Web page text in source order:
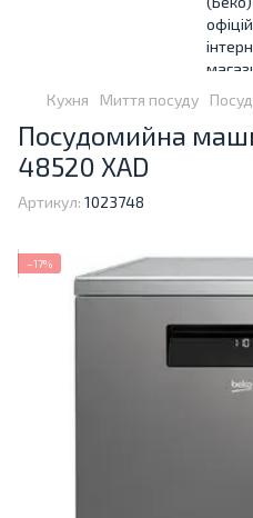
Кухня Миття посуду
Посудомийна
48520 XAD
Артикул: 1023748
−17%